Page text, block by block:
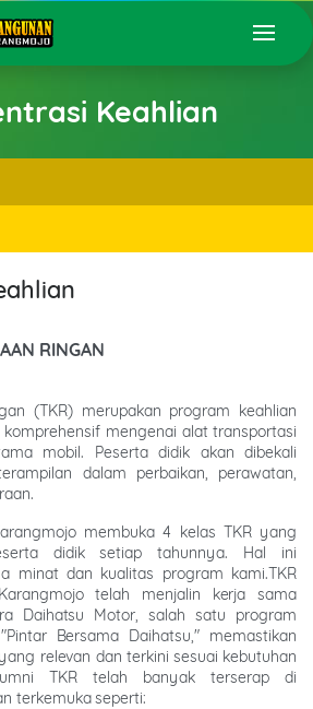
Keahlian
RINGAN
(TKR) merupakan program keahlian
mengenai alat transportasi
mobil. Peserta didik akan dibekali
dalam perbaikan, perawatan,
membuka 4 kelas TKR yang
didik setiap tahunnya. Hal ini
minat dan kualitas program kami.TKR
telah menjalin kerja sama
Daihatsu Motor, salah satu program
Bersama Daihatsu," memastikan
relevan dan terkini sesuai kebutuhan
TKR telah banyak terserap di
terkemuka seperti: